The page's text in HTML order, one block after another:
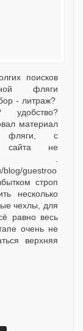
фляги
- литраж?
удобство?
материал
фляги, с
сайта не
.
blog/guestroo
строп
несколько
чехлы, для
равно весь
очень не
верхняя